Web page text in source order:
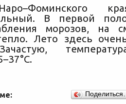
В первой
морозов, на
Лето здесь